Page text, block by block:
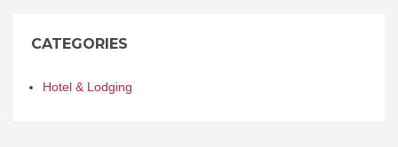
CATEGORIES
Hotel & Lodging